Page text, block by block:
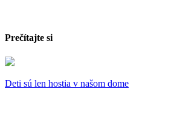
Prečítajte si
Deti sú len hostia v našom dome